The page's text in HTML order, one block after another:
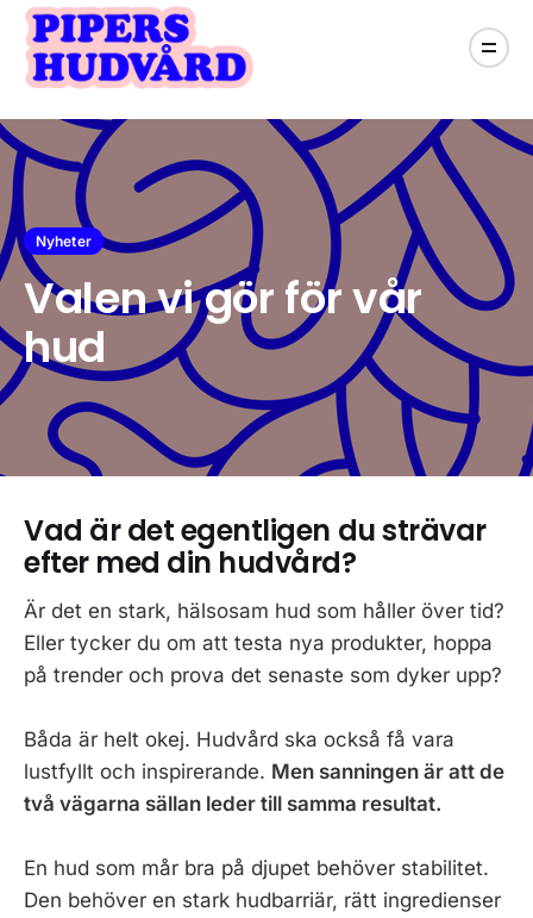
Nyheter
Valen vi gör för vår
hud
Vad är det egentligen du strävar
efter med din hudvård?
Är det en stark, hälsosam hud som håller över tid?
Eller tycker du om att testa nya produkter, hoppa
på trender och prova det senaste som dyker upp?
Båda är helt okej. Hudvård ska också få vara
lustfyllt och inspirerande. Men sanningen är att de
två vägarna sällan leder till samma resultat.
En hud som mår bra på djupet behöver stabilitet.
Den behöver en stark hudbarriär, rätt ingredienser